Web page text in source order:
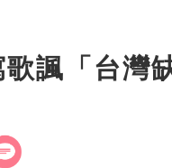
諷「台灣